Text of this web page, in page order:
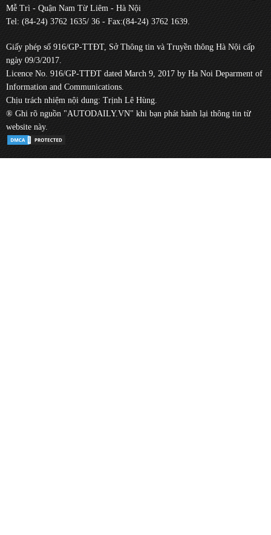
Mễ Trì - Quận Nam Từ Liêm - Hà Nội
Tel: (84-24) 3762 1635/ 36 - Fax:(84-24) 3762 1639.
Giấy phép số 916/GP-TTĐT, Sở Thông tin và Truyền thông Hà Nội cấp
ngày 09/3/2017.
Licence No. 916/GP-TTĐT dated March 9, 2017 by Ha Noi Deparment of
Information and Communications.
Chịu trách nhiệm nội dung: Trịnh Lê Hùng.
® Ghi rõ nguồn "AUTODAILY.VN" khi bạn phát hành lại thông tin từ
website này.